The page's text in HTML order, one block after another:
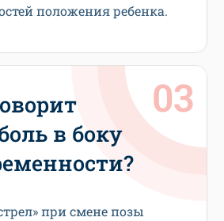
положения ребенка.
в боку
при смене позы